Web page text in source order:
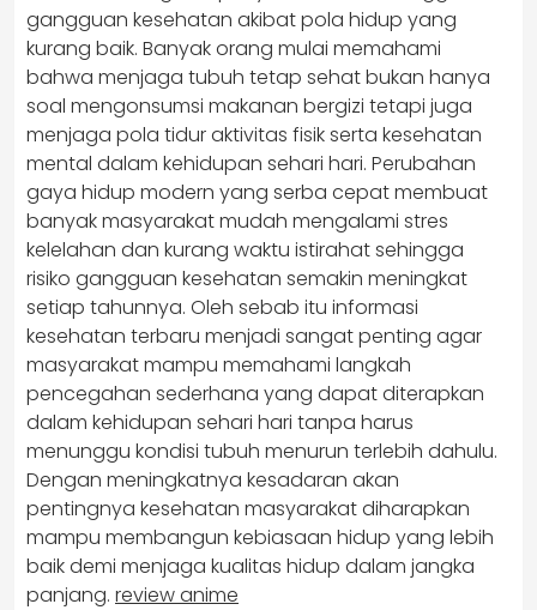
gangguan kesehatan akibat pola hidup yang
kurang baik. Banyak orang mulai memahami
bahwa menjaga tubuh tetap sehat bukan hanya
soal mengonsumsi makanan bergizi tetapi juga
menjaga pola tidur aktivitas fisik serta kesehatan
mental dalam kehidupan sehari hari. Perubahan
gaya hidup modern yang serba cepat membuat
banyak masyarakat mudah mengalami stres
kelelahan dan kurang waktu istirahat sehingga
risiko gangguan kesehatan semakin meningkat
setiap tahunnya. Oleh sebab itu informasi
kesehatan terbaru menjadi sangat penting agar
masyarakat mampu memahami langkah
pencegahan sederhana yang dapat diterapkan
dalam kehidupan sehari hari tanpa harus
menunggu kondisi tubuh menurun terlebih dahulu.
Dengan meningkatnya kesadaran akan
pentingnya kesehatan masyarakat diharapkan
mampu membangun kebiasaan hidup yang lebih
baik demi menjaga kualitas hidup dalam jangka
panjang. review anime